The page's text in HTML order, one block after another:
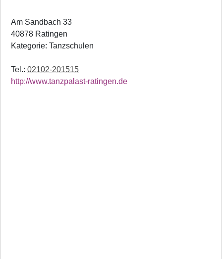
Am Sandbach 33
40878 Ratingen
Kategorie: Tanzschulen
Tel.: 02102-201515
http://www.tanzpalast-ratingen.de